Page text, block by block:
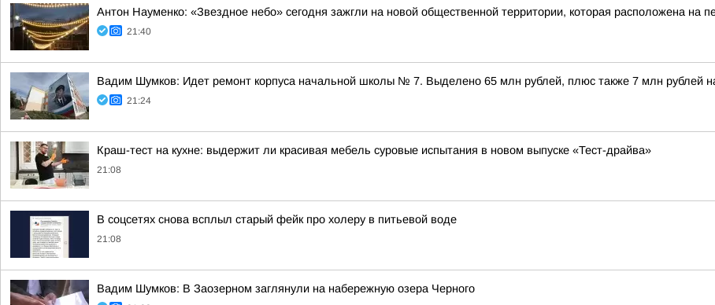
Антон Науменко: «Звездное небо» сегодня зажгли на новой общественной территории, которая расположена на
21:40
Вадим Шумков: Идет ремонт корпуса начальной школы № 7. Выделено 65 млн рублей, плюс также 7 млн рублей
21:24
Краш-тест на кухне: выдержит ли красивая мебель суровые испытания в новом выпуске «Тест-драйва»
21:08
В соцсетях снова всплыл старый фейк про холеру в питьевой воде
21:08
Вадим Шумков: В Заозерном заглянули на набережную озера Черного